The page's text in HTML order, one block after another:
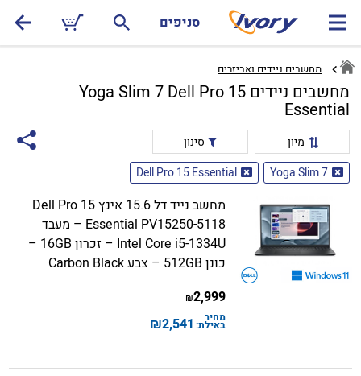
סניפים
מחשבים ניידים ואביזרים
מחשבים ניידים Yoga Slim 7 Dell Pro 15
Essential
מיון
סינון
Yoga Slim 7
Dell Pro 15 Essential
מחשב נייד דל 15.6 אינץ Dell Pro 15
Essential PV15250-5118 – מעבד
Intel Core i5-1334U – זכרון 16GB –
כונן 512GB – צבע Carbon Black
2,999
₪
מחיר
באילת: 2,541
₪